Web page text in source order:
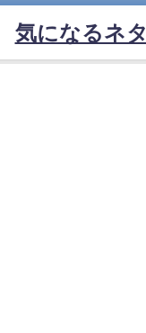
気になるネタ